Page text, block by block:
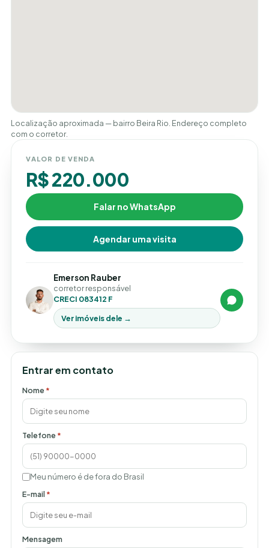
Localização aproximada — bairro Beira Rio. Endereço completo
com o corretor.
VALOR DE VENDA
R$ 220.000
Falar no WhatsApp
Agendar uma visita
Emerson Rauber
corretor responsável
CRECI 083412 F
Ver imóveis dele →
Entrar em contato
Nome*
Telefone*
Meu número é de fora do Brasil
E-mail*
Mensagem